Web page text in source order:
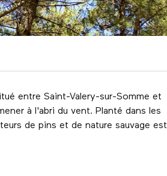
entre Saint-Valery-sur-Somme et
à l'abri du vent. Planté dans les
de pins et de nature sauvage est